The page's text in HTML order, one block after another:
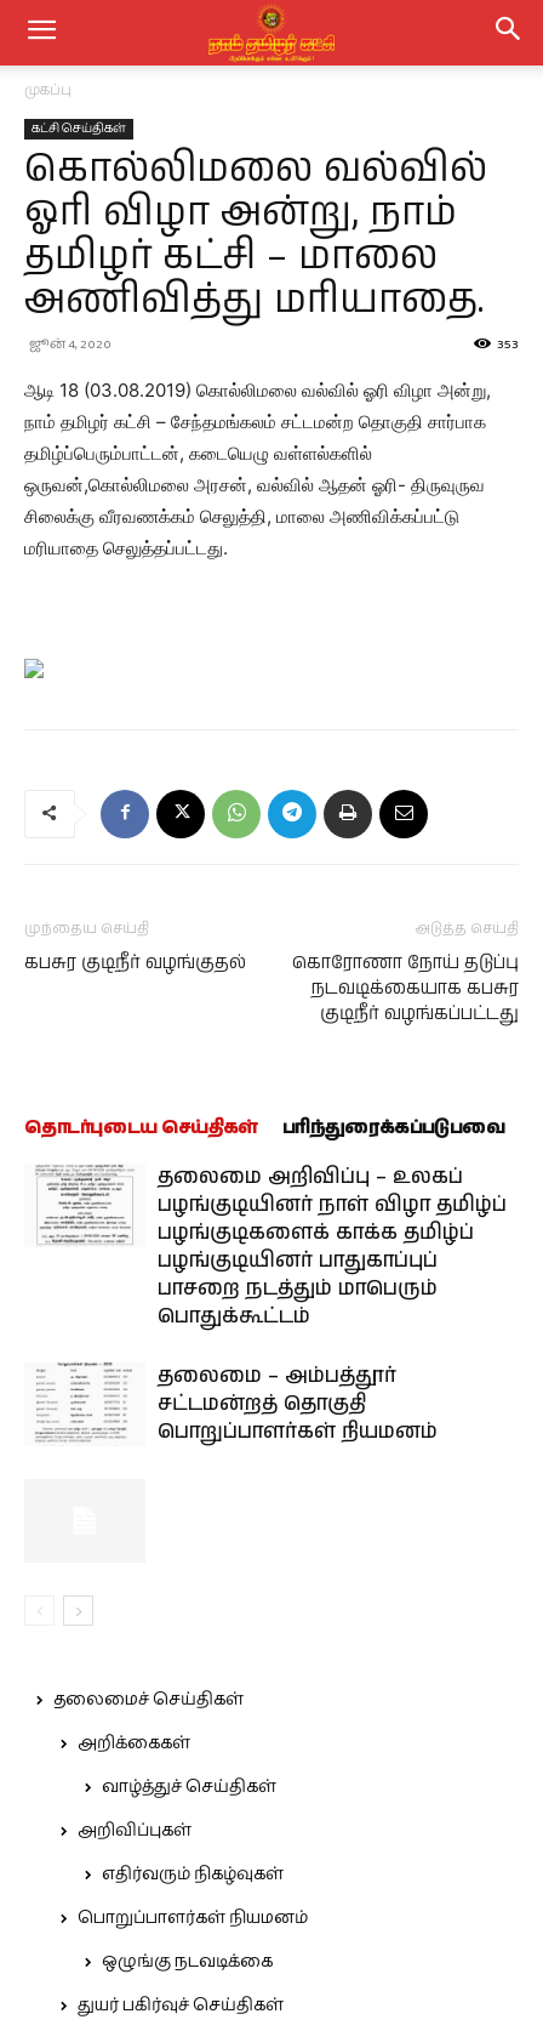
முகப்பு
கட்சி செய்திகள்
கொல்லிமலை வல்வில்
ஓரி விழா அன்று, நாம்
தமிழர் கட்சி – மாலை
அணிவித்து மரியாதை.
ஜூன் 4, 2020 353
ஆடி 18 (03.08.2019) கொல்லிமலை வல்வில் ஓரி விழா அன்று,
நாம் தமிழர் கட்சி – சேந்தமங்கலம் சட்டமன்ற தொகுதி சார்பாக
தமிழ்ப்பெரும்பாட்டன், கடையெழு வள்ளல்களில்
ஒருவன்,கொல்லிமலை அரசன், வல்வில் ஆதன் ஓரி- திருவுருவ
சிலைக்கு வீரவணக்கம் செலுத்தி, மாலை அணிவிக்கப்பட்டு
மரியாதை செலுத்தப்பட்டது.
முந்தைய செய்தி
கபசுர குடிநீர் வழங்குதல்
அடுத்த செய்தி
கொரோணா நோய் தடுப்பு
நடவடிக்கையாக கபசுர
குடிநீர் வழங்கப்பட்டது
தொடர்புடைய செய்திகள் பரிந்துரைக்கப்படுபவை
தலைமை அறிவிப்பு – உலகப்
பழங்குடியினர் நாள் விழா தமிழ்ப்
பழங்குடிகளைக் காக்க தமிழ்ப்
பழங்குடியினர் பாதுகாப்புப்
பாசறை நடத்தும் மாபெரும்
பொதுக்கூட்டம்
தலைமை – அம்பத்தூர்
சட்டமன்றத் தொகுதி
பொறுப்பாளர்கள் நியமனம்
தலைமைச் செய்திகள்
அறிக்கைகள்
வாழ்த்துச் செய்திகள்
அறிவிப்புகள்
எதிர்வரும் நிகழ்வுகள்
பொறுப்பாளர்கள் நியமனம்
ஒழுங்கு நடவடிக்கை
துயர் பகிர்வுச் செய்திகள்